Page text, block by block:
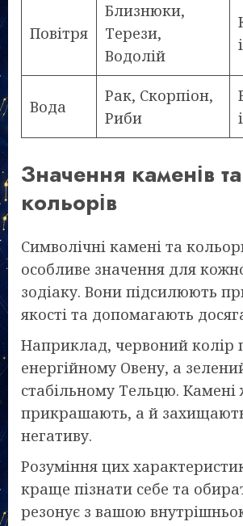
Повітря
Близнюки,
Терези,
Водолій
Вода
Рак, Скорпіон,
Риби
Значення каменів та
кольорів
Символічні камені та
особливе значення для
зодіаку. Вони підсилюють
якості та допомагають
Наприклад, червоний колір
енергійному Овену, а
стабільному Тельцю.
прикрашають, а й
негативу.
Розуміння цих
краще пізнати себе та
резонує з вашою